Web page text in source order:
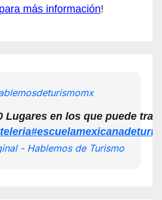
más información!
Lugares en los que puede
- Hablemos de Turismo